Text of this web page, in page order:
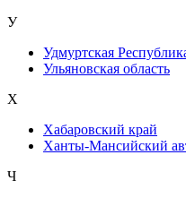
У
Удмуртская
Ульяновская область
Х
Хабаровский край
Ханты-Мансийский
Ч